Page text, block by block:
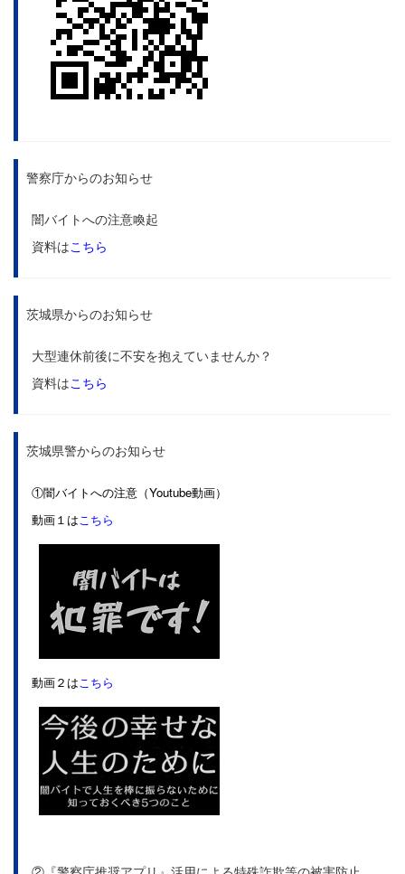
警察庁からのお知らせ
闇バイトへの注意喚起
資料はこちら
茨城県からのお知らせ
大型連休前後に不安を抱えていませんか？
資料はこちら
茨城県警からのお知らせ
①闇バイトへの注意（Youtube動画）
動画１はこちら
動画２はこちら